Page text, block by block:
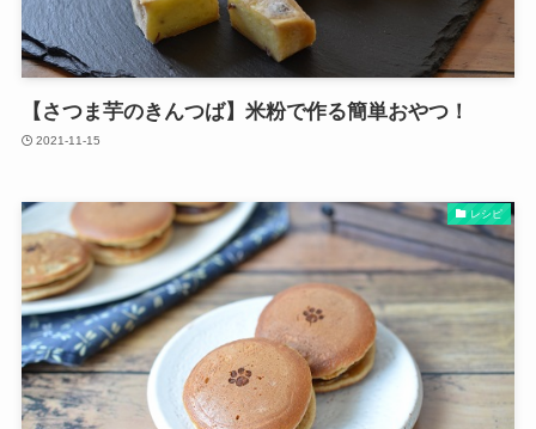
【さつま芋のきんつば】米粉で作る簡単おやつ！
2021-11-15
レシピ